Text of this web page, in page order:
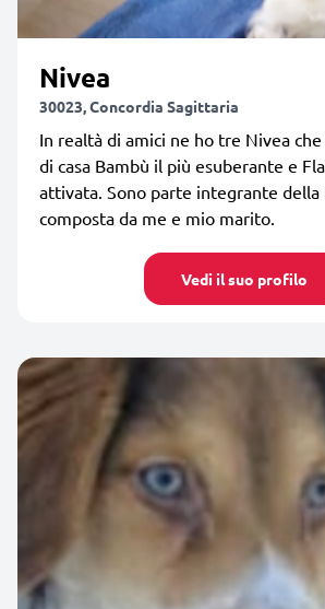
Nivea
30023, Concordia Sagittaria
In realtà di amici ne ho tre Nivea
di casa Bambù il più esuberante e
attivata. Sono parte integrante della
composta da me e mio marito.
Vedi il suo profilo